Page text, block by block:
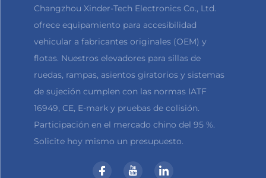
Changzhou Xinder-Tech Electronics Co., Ltd.
ofrece equipamiento para accesibilidad
vehicular a fabricantes originales (OEM) y
flotas. Nuestros elevadores para sillas de
ruedas, rampas, asientos giratorios y sistemas
de sujeción cumplen con las normas IATF
16949, CE, E-mark y pruebas de colisión.
Participación en el mercado chino del 95 %.
Solicite hoy mismo un presupuesto.